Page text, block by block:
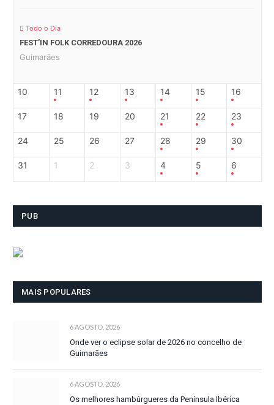
Todo o Dia
FEST’IN FOLK CORREDOURA 2026
Guimarães
10 11 12 13 14 15 16
17 18 19 20 21 22 23
24 25 26 27 28 29 30
31 1 2 3 4 5 6
PUB
MAIS POPULARES
6 AGOSTO, 2026
Onde ver o eclipse solar de 2026 no concelho de
Guimarães
6 AGOSTO, 2026
Os melhores hambúrgueres da Península Ibérica